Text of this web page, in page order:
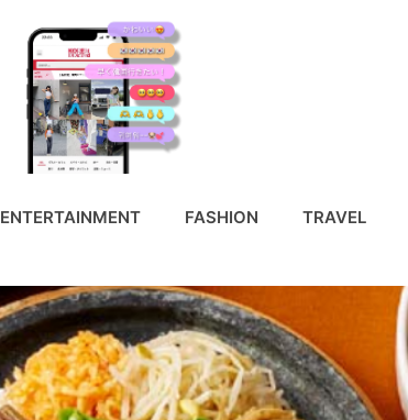
ENTERTAINMENT FASHION TRAVEL